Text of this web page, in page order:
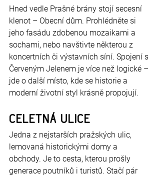
Hned vedle Prašné brány stojí secesní
klenot – Obecní dům. Prohlédněte si
jeho fasádu zdobenou mozaikami a
sochami, nebo navštivte některou z
koncertních či výstavních síní. Spojení s
Červeným Jelenem je více než logické –
jde o další místo, kde se historie a
moderní životní styl krásně propojují.
Celetná ulice
Jedna z nejstarších pražských ulic,
lemovaná historickými domy a
obchody. Je to cesta, kterou prošly
generace poutníků i turistů. Stačí pár